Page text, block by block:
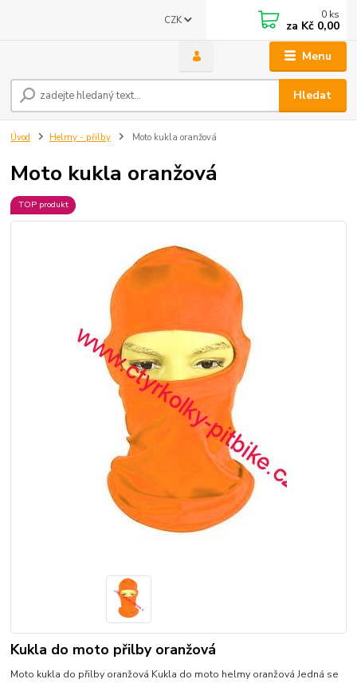
Menu
CZK
Hledat
0 ks
za Kč 0,00
Úvod Helmy - přilby Moto kukla oranžová
Moto kukla oranžová
TOP produkt
Kukla do moto přilby oranžová
Moto kukla do přilby oranžová Kukla do moto helmy oranžová Jedná se